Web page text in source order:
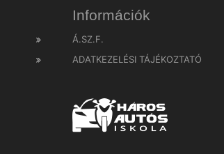
Információk
Á.SZ.F.
ADATKEZELÉSI TÁJÉKOZTATÓ